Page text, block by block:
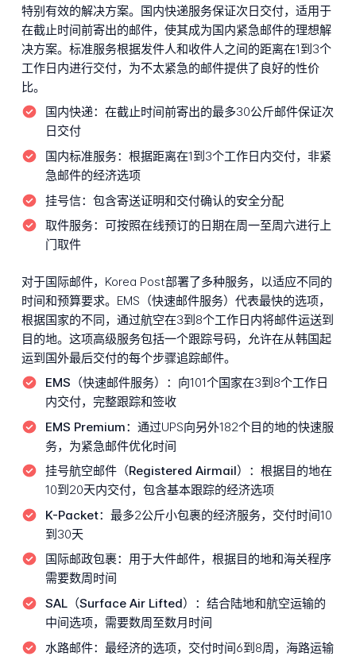
特别有效的解决方案。国内快递服务保证次日交付，适用于
在截止时间前寄出的邮件，使其成为国内紧急邮件的理想解
决方案。标准服务根据发件人和收件人之间的距离在1到3个
工作日内进行交付，为不太紧急的邮件提供了良好的性价
比。
国内快递： 在截止时间前寄出的最多30公斤邮件保证次
日交付
国内标准服务： 根据距离在1到3个工作日内交付，非紧
急邮件的经济选项
挂号信： 包含寄送证明和交付确认的安全分配
取件服务： 可按照在线预订的日期在周一至周六进行上
门取件
对于国际邮件，Korea Post部署了多种服务，以适应不同的
时间和预算要求。EMS（快速邮件服务）代表最快的选项，
根据国家的不同，通过航空在3到8个工作日内将邮件运送到
目的地。这项高级服务包括一个跟踪号码，允许在从韩国起
运到国外最后交付的每个步骤追踪邮件。
EMS（快速邮件服务）： 向101个国家在3到8个工作日
内交付，完整跟踪和签收
EMS Premium： 通过UPS向另外182个目的地的快速服
务，为紧急邮件优化时间
挂号航空邮件（Registered Airmail）： 根据目的地在
10到20天内交付，包含基本跟踪的经济选项
K-Packet： 最多2公斤小包裹的经济服务，交付时间10
到30天
国际邮政包裹： 用于大件邮件，根据目的地和海关程序
需要数周时间
SAL（Surface Air Lifted）： 结合陆地和航空运输的
中间选项，需要数周至数月时间
水路邮件： 最经济的选项，交付时间6到8周，海路运输